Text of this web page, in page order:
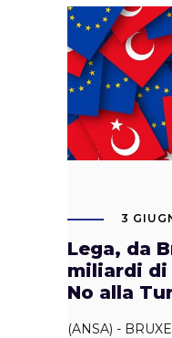
3
Lega, da
miliardi di
No alla
(ANSA) -